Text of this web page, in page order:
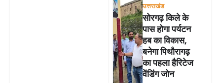
उत्तराखंड
सोरगढ़ किले के
पास होगा पर्यटन
हब का विकास,
बनेगा पिथौरागढ़
का पहला हैरिटेज
वेंडिंग जोन